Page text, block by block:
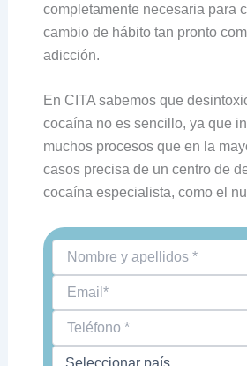
completamente necesaria para
cambio de hábito tan pronto
adicción.
En CITA sabemos que
cocaína no es sencillo, ya que
muchos procesos que en la
casos precisa de un centro de
cocaína especialista, como el